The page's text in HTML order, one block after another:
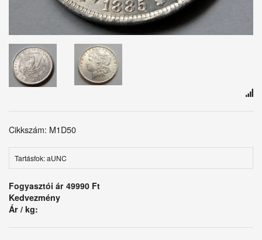
Cikkszám: M1D50
Tartásfok: aUNC
Fogyasztói ár 49990 Ft
Kedvezmény
Ár / kg: